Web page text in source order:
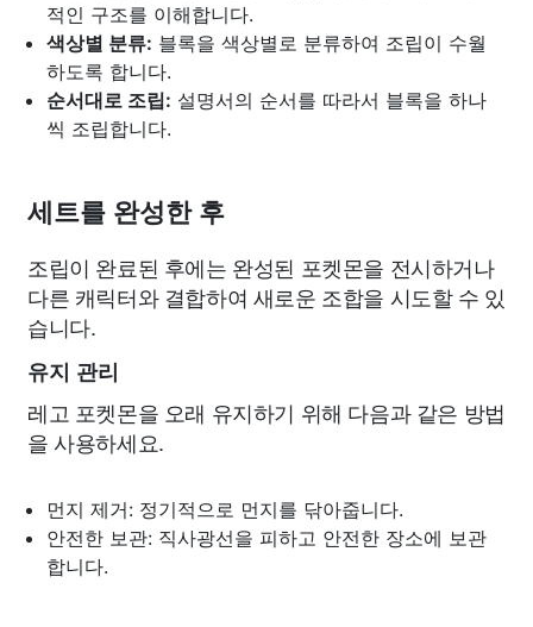
적인 구조를 이해합니다.
색상별 분류: 블록을 색상별로 분류하여 조립이 수월
하도록 합니다.
순서대로 조립: 설명서의 순서를 따라서 블록을 하나
씩 조립합니다.
세트를 완성한 후
조립이 완료된 후에는 완성된 포켓몬을 전시하거나
다른 캐릭터와 결합하여 새로운 조합을 시도할 수 있
습니다.
유지 관리
레고 포켓몬을 오래 유지하기 위해 다음과 같은 방법
을 사용하세요.
먼지 제거: 정기적으로 먼지를 닦아줍니다.
안전한 보관: 직사광선을 피하고 안전한 장소에 보관
합니다.